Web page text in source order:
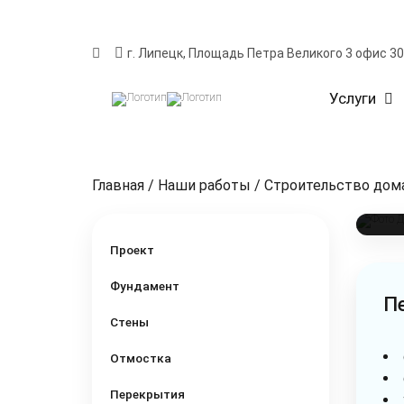
г. Липецк, Площадь Петра Великого 3 офис
Услуги
Главная / Наши работы / Строительство
Проект
Фундамент
Стены
Отмостка
Перекрытия